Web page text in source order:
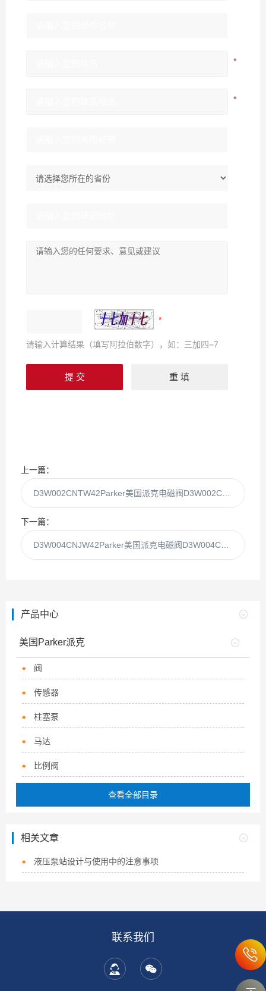
请输入计算结果（填写阿拉伯数字），如：三加四=7
上一篇：
下一篇：
产品中心
美国Parker派克
阀
传感器
柱塞泵
马达
比例阀
查看全部目录
相关文章
液压泵站设计与使用中的注意事项
联系我们